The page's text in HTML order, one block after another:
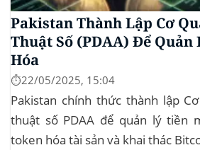
Pakistan Thành Lập Cơ
Thuật Số (PDAA) Để Quản
Hóa
⏱️22/05/2025, 15:04
Pakistan chính thức thành lập
thuật số PDAA để quản lý tiền
token hóa tài sản và khai thác